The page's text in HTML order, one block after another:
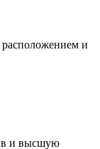
и
и высшую